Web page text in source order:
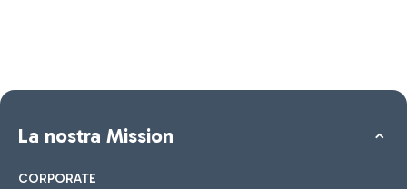
La nostra Mission
CORPORATE